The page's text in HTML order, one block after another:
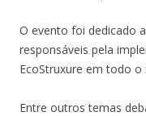
O evento foi dedicado
responsáveis pela
EcoStruxure em todo o
Entre outros temas